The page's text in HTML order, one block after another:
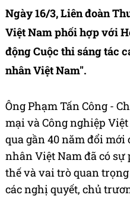
Ngày 16/3, Liên đoàn
Việt Nam phối hợp với
động Cuộc thi sáng tác
nhân Việt Nam".
Ông Phạm Tấn Công -
mại và Công nghiệp
qua gần 40 năm đổi
nhân Việt Nam đã có
thế và vai trò quan
các nghị quyết, chủ